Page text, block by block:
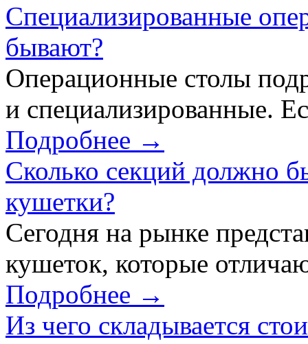
Специализированные
бывают?
Операционные столы
и специализированные.
Подробнее →
Сколько секций должно
кушетки?
Сегодня на рынке
кушеток, которые
Подробнее →
Из чего складывается